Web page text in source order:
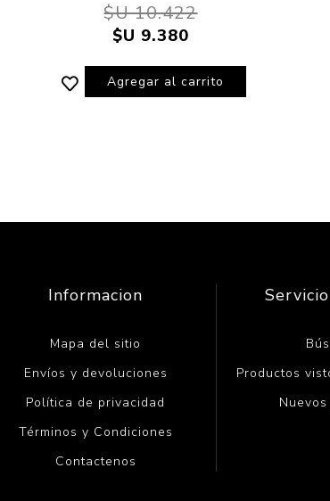
$U 10.422
$U 9.380
Agregar al carrito
Informacion
Mapa del sitio
Envíos y devoluciones
Política de privacidad
Términos y Condiciones
Contactenos
Productos